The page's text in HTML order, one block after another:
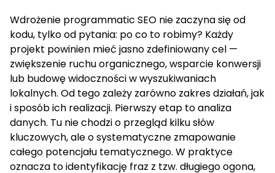
Wdrożenie programmatic SEO nie zaczyna się od
kodu, tylko od pytania: po co to robimy? Każdy
projekt powinien mieć jasno zdefiniowany cel —
zwiększenie ruchu organicznego, wsparcie konwersji
lub budowę widoczności w wyszukiwaniach
lokalnych. Od tego zależy zarówno zakres działań, jak
i sposób ich realizacji. Pierwszy etap to analiza
danych. Tu nie chodzi o przegląd kilku słów
kluczowych, ale o systematyczne zmapowanie
całego potencjału tematycznego. W praktyce
oznacza to identyfikację fraz z tzw. długiego ogona,